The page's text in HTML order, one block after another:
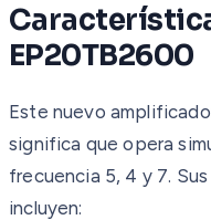
EP20TB2600
Este nuevo
significa que opera
frecuencia 5, 4 y 7.
incluyen: